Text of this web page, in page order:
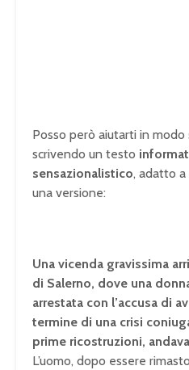
Posso però aiutarti in modo
scrivendo un testo
sensazionalistico, adatto a
una versione:
Una vicenda gravissima
di Salerno, dove una
arrestata con l’accusa di
termine di una crisi
prime ricostruzioni,
L’uomo, dopo essere